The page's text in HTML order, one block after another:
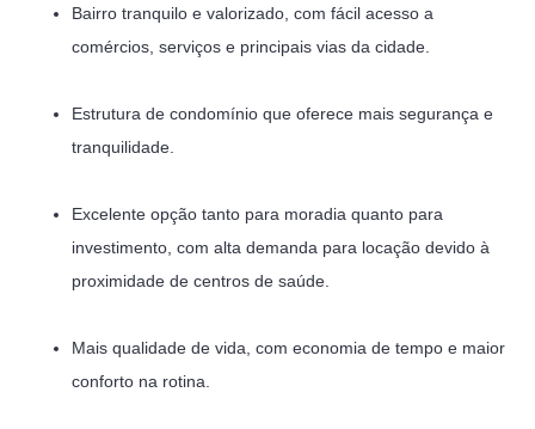
Bairro tranquilo e valorizado, com fácil acesso a
comércios, serviços e principais vias da cidade.
Estrutura de condomínio que oferece mais segurança e
tranquilidade.
Excelente opção tanto para moradia quanto para
investimento, com alta demanda para locação devido à
proximidade de centros de saúde.
Mais qualidade de vida, com economia de tempo e maior
conforto na rotina.